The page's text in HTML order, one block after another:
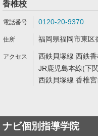
香椎校
0120-20-9370
福岡県福岡市東区
西鉄貝塚線 西鉄
JR鹿児島本線(下
西鉄貝塚線 香椎
ナビ個別指導学院